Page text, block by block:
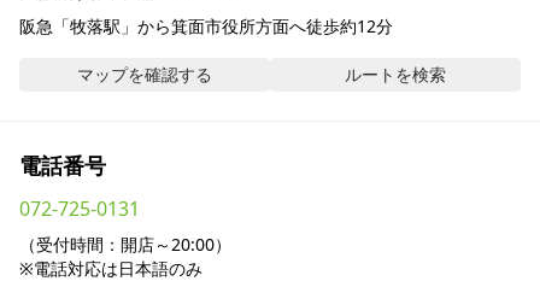
阪急「牧落駅」から箕面市役所方面へ徒歩約12分
マップを確認する ルートを検索
電話番号
072-725-0131
（受付時間：開店～20:00）
※電話対応は日本語のみ